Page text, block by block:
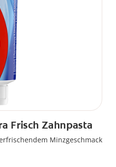
Frisch Zahnpasta
Minzgeschmack